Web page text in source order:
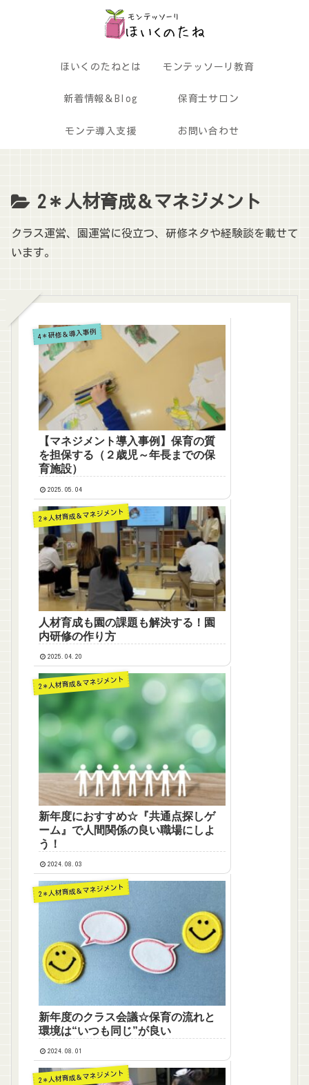
ほいくのたねとは モンテッソーリ教育
新着情報＆Blog 保育士サロン
モンテ導入支援 お問い合わせ
2＊人材育成＆マネジメント
クラス運営、園運営に役立つ、研修ネタや経験談を載せて
います。
4＊研修＆導入事例
【マネジメント導入事例】保育の質
を担保する（２歳児～年長までの保
育施設）
2025.05.04
2＊人材育成＆マネジメント
人材育成も園の課題も解決する！園
内研修の作り方
2025.04.20
2＊人材育成＆マネジメント
新年度におすすめ☆『共通点探しゲ
ーム』で人間関係の良い職場にしよ
う！
2024.08.03
2＊人材育成＆マネジメント
新年度のクラス会議☆保育の流れと
環境は“いつも同じ”が良い
2024.08.01
2＊人材育成＆マネジメント